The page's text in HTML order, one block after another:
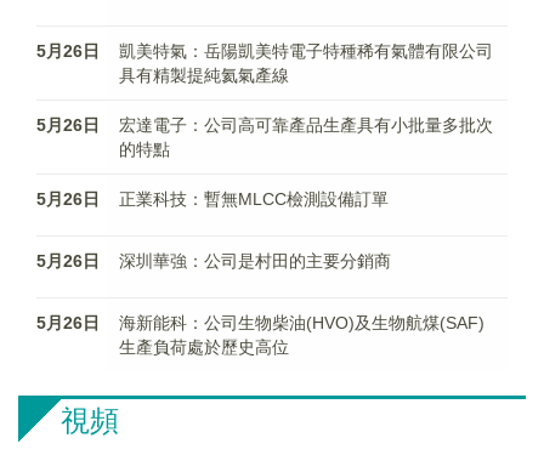
5月26日
凱美特氣：岳陽凱美特電子特種稀有氣體有限公司
具有精製提純氦氣產線
5月26日
宏達電子：公司高可靠產品生產具有小批量多批次
的特點
5月26日 正業科技：暫無MLCC檢測設備訂單
5月26日 深圳華強：公司是村田的主要分銷商
5月26日
海新能科：公司生物柴油(HVO)及生物航煤(SAF)
生產負荷處於歷史高位
視頻